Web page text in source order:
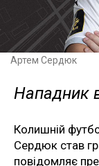
Артем Сердюк
Нападник
Колишній
Сердюк став
повідомляє